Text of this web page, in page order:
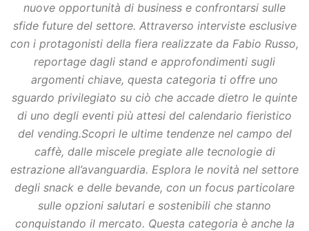
nuove opportunità di business e confrontarsi sulle
sfide future del settore. Attraverso interviste esclusive
con i protagonisti della fiera realizzate da Fabio Russo,
reportage dagli stand e approfondimenti sugli
argomenti chiave, questa categoria ti offre uno
sguardo privilegiato su ciò che accade dietro le quinte
di uno degli eventi più attesi del calendario fieristico
del vending.Scopri le ultime tendenze nel campo del
caffè, dalle miscele pregiate alle tecnologie di
estrazione all’avanguardia. Esplora le novità nel settore
degli snack e delle bevande, con un focus particolare
sulle opzioni salutari e sostenibili che stanno
conquistando il mercato. Questa categoria è anche la